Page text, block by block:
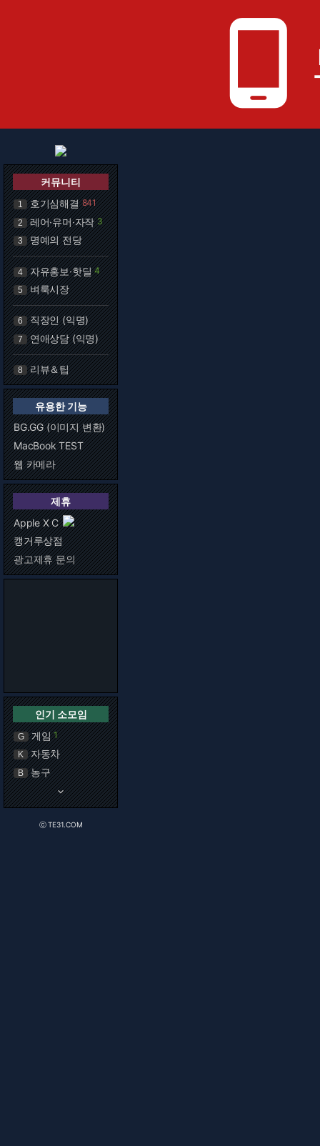
phone_android
커뮤니티
1 호기심해결 841
2 레어·유머·자작 3
3 명예의 전당
4 자유홍보·핫딜 4
5 벼룩시장
6 직장인 (익명)
7 연애상담 (익명)
8 리뷰＆팁
유용한 기능
BG.GG (이미지 변환)
MacBook TEST
웹 카메라
제휴
Apple X C
캥거루상점
광고제휴 문의
인기 소모임
G 게임 1
K 자동차
B 농구
keyboard_arrow_down
ⓒ TE31.COM